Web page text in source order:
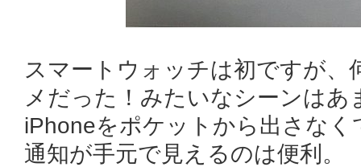
スマートウォッチは初ですが
メだった！みたいなシーンはあ
iPhoneをポケットから出さな
通知が手元で見えるのは便利。